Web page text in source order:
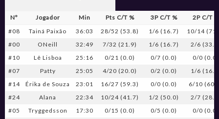
Nº Jogador Min Pts C/T % 3P C/T %
2P C/T %
#08
Tainá Paixão 36:03 28/52 (53.8) 1/6 (16.7)
10/14
#00
ONeill 32:49 7/32 (21.9) 1/6 (16.7)
2/6
#10
Lê Lisboa 25:16 0/21 (0.0) 0/7 (0.0)
0/0 (0.0)
#07
Patty 25:05 4/20 (20.0) 0/2 (0.0)
1/6
#14
Érika de Souza 23:01 16/27 (59.3) 0/0 (0.0)
6/10
#24
Alana 22:34 10/24 (41.7) 1/2 (50.0)
2/7
#05
Tryggedsson 17:30 0/15 (0.0) 0/5 (0.0)
0/0 (0.0)